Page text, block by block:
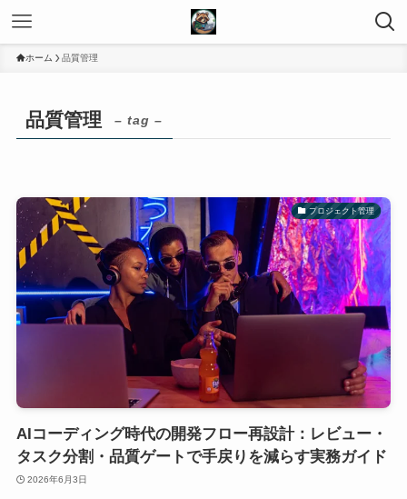
ホーム 品質管理
品質管理 – tag –
プロジェクト管理
AIコーディング時代の開発フロー再設計：レビュー・
タスク分割・品質ゲートで手戻りを減らす実務ガイド
2026年6月3日